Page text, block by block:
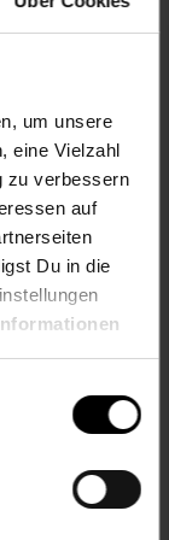
um unsere
eine Vielzahl
zu verbessern
auf
Du in die
& Forschen
Weinwelt